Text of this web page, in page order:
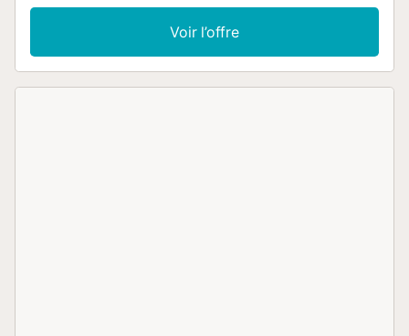
chauffage par 3 climatiseurs réversibles, télévision privée,
machine à laver privée, enregistrement autonome et un
espace de travail privé dédié. Profitez du jardin privé et de
la terrasse couverte privée, idéals pour vous détendre.
Voir l’offre